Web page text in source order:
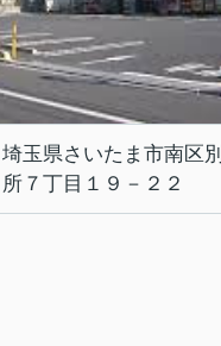
埼玉県さいたま市南区別
所７丁目１９－２２